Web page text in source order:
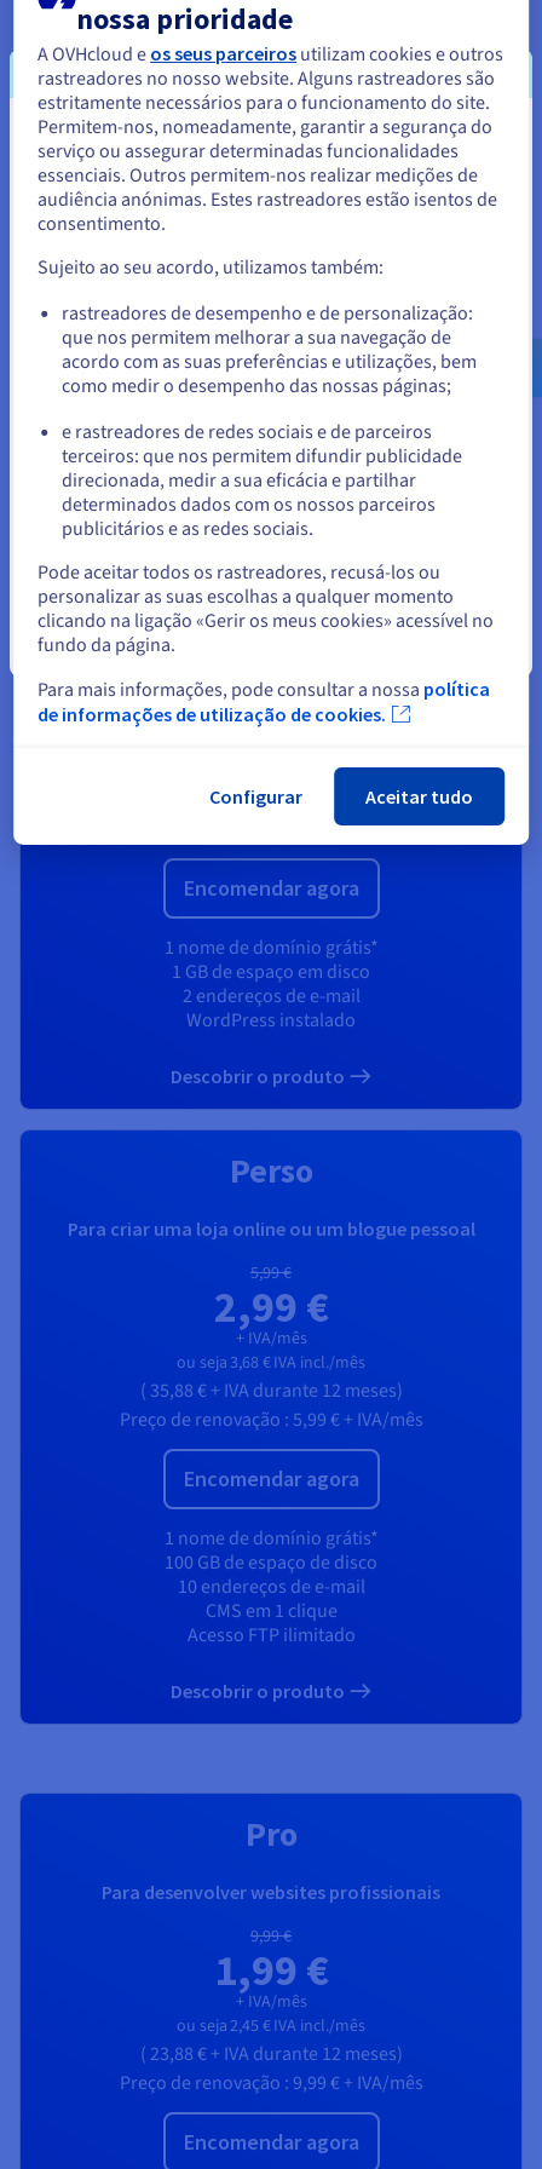
próprios datacenters de acordo com as leis europeias, e os
nossos serviços estão sujeitos às proteções mais rigorosas.
Descubra a nossa vasta gama de ofertas de alojamento web
baratas, que não poupam nem na qualidade nem na
segurança, para lhe permitir usufruir de desempenhos
elevados ao melhor preço.
Usufrua de uma solução acessível e fiável para o seu projeto
online. Os nossos alojamentos partilhados incluem uma
proteção Anti-DDoS de forma predefinida, um tráfego mensal
ilimitado e uma largura de banda partilhada. Para ir mais
longe, estão disponíveis numerosas opções para completar e
enriquecer a sua oferta, de forma que esta corresponda à
evolução das suas necessidades.
Ao optar pela nossa oferta de alojamento partilhado,
beneficia de um nome de domínio grátis no primeiro ano, de
endereços de e-mail incluídos e de um certificado SSL para
uma eficácia e uma segurança máximas.
Starter
Para dar os primeiros passos na criação de websites
2,59 €
1,59 €
IVA incl./mês
+ IVAdurante 12 meses)
2,59 €+ IVA/mês
Encomendar agora
1 nome de domínio grátis*
1 GB de espaço em disco
2 endereços de e-mail
WordPress instalado
Descobrir o produto
Perso
Para criar uma loja online ou um blogue pessoal
5,99 €
2,99 €
+ IVA/mês
ou seja 3,68 €IVA incl./mês
(35,88 €+ IVAdurante 12 meses)
Preço de renovação :5,99 €+ IVA/mês
Encomendar agora
1 nome de domínio grátis*
100 GB de espaço de disco
10 endereços de e-mail
CMS em 1 clique
Acesso FTP ilimitado
Descobrir o produto
Pro
Para desenvolver websites profissionais
9,99 €
1,99 €
+ IVA/mês
ou seja2,45 €IVA incl./mês
(23,88 €+ IVAdurante 12 meses)
Preço de renovação :9,99 €+ IVA/mês
Encomendar agora
Parece que está localizado em
Estados Unidos.
Para encomendar a partir de Estados Unidos, terá de consultar e
Aceder ao website do Estados Unidos
us.ovhcloud.com/
Inglês USD - $
ou
Ficar no website atual
Selecionar outro website
nossa prioridade
A OVHcloud e os seus parceiros utilizam cookies e outros
rastreadores no nosso website. Alguns rastreadores são
estritamente necessários para o funcionamento do site.
Permitem-nos, nomeadamente, garantir a segurança do
serviço ou assegurar determinadas funcionalidades
essenciais. Outros permitem-nos realizar medições de
audiência anónimas. Estes rastreadores estão isentos de
consentimento.
Sujeito ao seu acordo, utilizamos também:
rastreadores de desempenho e de personalização:
que nos permitem melhorar a sua navegação de
acordo com as suas preferências e utilizações, bem
como medir o desempenho das nossas páginas;
e rastreadores de redes sociais e de parceiros
terceiros: que nos permitem difundir publicidade
direcionada, medir a sua eficácia e partilhar
determinados dados com os nossos parceiros
publicitários e as redes sociais.
Pode aceitar todos os rastreadores, recusá-los ou
personalizar as suas escolhas a qualquer momento
clicando na ligação «Gerir os meus cookies» acessível no
fundo da página.
Para mais informações, pode consultar a nossa política
de informações de utilização de cookies.
Configurar Aceitar tudo